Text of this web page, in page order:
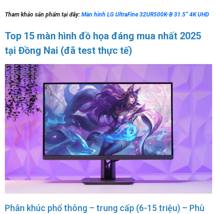
Tham khảo sản phẩm tại đây: Màn hình LG UltraFine 32UR500K-B 31.5” 4K UHD
Top 15 màn hình đồ họa đáng mua nhất 2025
tại Đồng Nai (đã test thực tế)
Phân khúc phổ thông – trung cấp (6-15 triệu) – Phù